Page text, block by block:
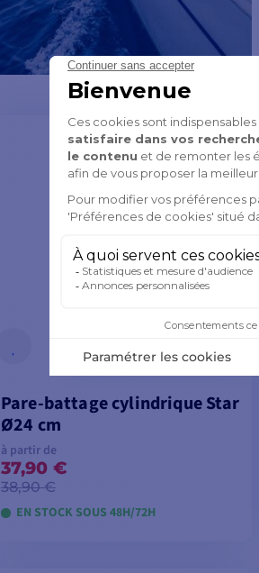
Pare-battage cylindrique Star
Ø24 cm
à partir de
37,90 €
38,90 €
EN STOCK SOUS 48H/72H